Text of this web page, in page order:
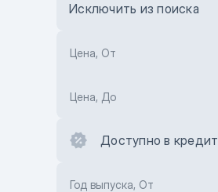
Исключить из поиска
Цена, От
Цена, До
Доступно в кредит
Год выпуска, От